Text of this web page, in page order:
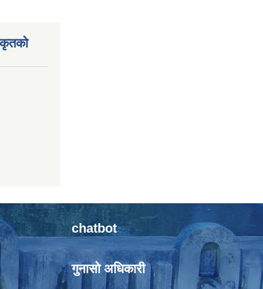
chatbot
गुनासो अधिकारी